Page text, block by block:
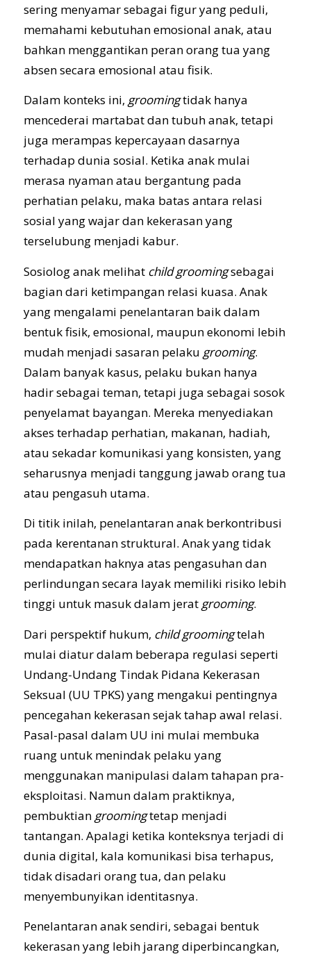
sering menyamar sebagai figur yang peduli,
memahami kebutuhan emosional anak, atau
bahkan menggantikan peran orang tua yang
absen secara emosional atau fisik.
Dalam konteks ini, groomingtidak hanya
mencederai martabat dan tubuh anak, tetapi
juga merampas kepercayaan dasarnya
terhadap dunia sosial. Ketika anak mulai
merasa nyaman atau bergantung pada
perhatian pelaku, maka batas antara relasi
sosial yang wajar dan kekerasan yang
terselubung menjadi kabur.
Sosiolog anak melihat child groomingsebagai
bagian dari ketimpangan relasi kuasa. Anak
yang mengalami penelantaran baik dalam
bentuk fisik, emosional, maupun ekonomi lebih
mudah menjadi sasaran pelaku grooming.
Dalam banyak kasus, pelaku bukan hanya
hadir sebagai teman, tetapi juga sebagai sosok
penyelamat bayangan. Mereka menyediakan
akses terhadap perhatian, makanan, hadiah,
atau sekadar komunikasi yang konsisten, yang
seharusnya menjadi tanggung jawab orang tua
atau pengasuh utama.
Di titik inilah, penelantaran anak berkontribusi
pada kerentanan struktural. Anak yang tidak
mendapatkan haknya atas pengasuhan dan
perlindungan secara layak memiliki risiko lebih
tinggi untuk masuk dalam jerat grooming.
Dari perspektif hukum, child groomingtelah
mulai diatur dalam beberapa regulasi seperti
Undang-Undang Tindak Pidana Kekerasan
Seksual (UU TPKS) yang mengakui pentingnya
pencegahan kekerasan sejak tahap awal relasi.
Pasal-pasal dalam UU ini mulai membuka
ruang untuk menindak pelaku yang
menggunakan manipulasi dalam tahapan pra-
eksploitasi. Namun dalam praktiknya,
pembuktian groomingtetap menjadi
tantangan. Apalagi ketika konteksnya terjadi di
dunia digital, kala komunikasi bisa terhapus,
tidak disadari orang tua, dan pelaku
menyembunyikan identitasnya.
Penelantaran anak sendiri, sebagai bentuk
kekerasan yang lebih jarang diperbincangkan,